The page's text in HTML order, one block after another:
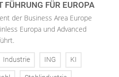
FÜHRUNG FÜR EUROPA
der Business Area Europe
Europa und Advanced
Industrie ING KI